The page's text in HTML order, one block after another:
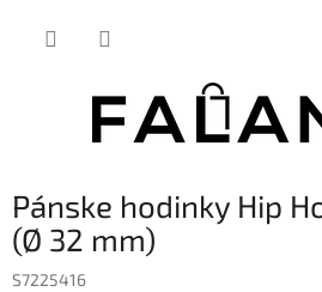
Pánske hodinky Hip
(Ø 32 mm)
S7225416